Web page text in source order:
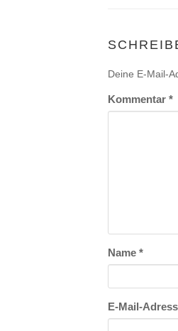
Deine E-Mail-
Kommentar *
Name *
E-Mail-